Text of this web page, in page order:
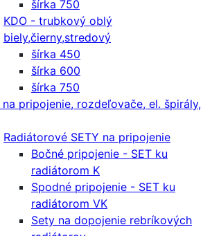
šírka 750
KDO - trubkový oblý
biely,čierny,stredový
šírka 450
šírka 600
šírka 750
na pripojenie, rozdeľovače, el. špirály,
Radiátorové SETY na pripojenie
Bočné pripojenie - SET ku
radiátorom K
Spodné pripojenie - SET ku
radiátorom VK
Sety na dopojenie rebríkových